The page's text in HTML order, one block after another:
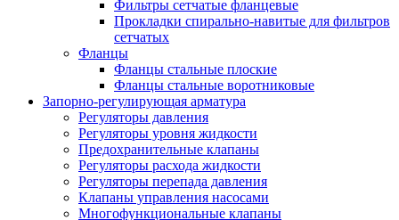
Фильтры сетчатые фланцевые
Прокладки спирально-навитые для фильтров
сетчатых
Фланцы
Фланцы стальные плоские
Фланцы стальные воротниковые
Запорно-регулирующая арматура
Регуляторы давления
Регуляторы уровня жидкости
Предохранительные клапаны
Регуляторы расхода жидкости
Регуляторы перепада давления
Клапаны управления насосами
Многофункциональные клапаны